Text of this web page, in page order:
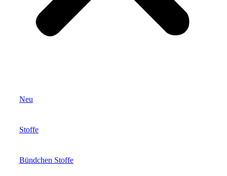
Neu
Stoffe
Bündchen Stoffe